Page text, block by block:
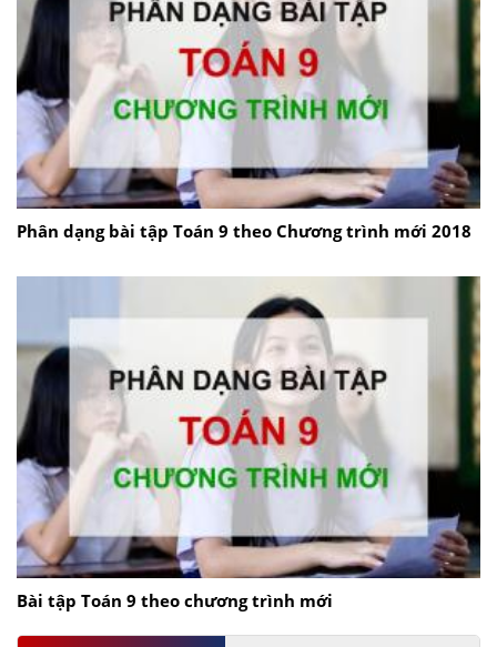
Phân dạng bài tập Toán 9 theo Chương trình mới 2018
Bài tập Toán 9 theo chương trình mới